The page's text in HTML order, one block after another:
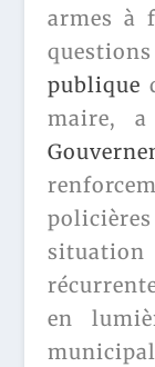
armes à
publique
maire,
situation
en